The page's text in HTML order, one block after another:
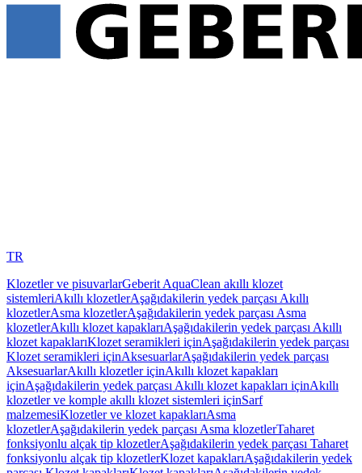
TR
Klozetler ve pisuvarlarGeberit AquaClean akıllı klozet
sistemleriAkıllı klozetlerAşağıdakilerin yedek parçası Akıllı
klozetlerAsma klozetlerAşağıdakilerin yedek parçası Asma
klozetlerAkıllı klozet kapaklarıAşağıdakilerin yedek parçası Akıllı
klozet kapaklarıKlozet seramikleri içinAşağıdakilerin yedek parçası
Klozet seramikleri içinAksesuarlarAşağıdakilerin yedek parçası
AksesuarlarAkıllı klozetler içinAkıllı klozet kapakları
içinAşağıdakilerin yedek parçası Akıllı klozet kapakları içinAkıllı
klozetler ve komple akıllı klozet sistemleri içinSarf
malzemesiKlozetler ve klozet kapaklarıAsma
klozetlerAşağıdakilerin yedek parçası Asma klozetlerTaharet
fonksiyonlu alçak tip klozetlerAşağıdakilerin yedek parçası Taharet
fonksiyonlu alçak tip klozetlerKlozet kapaklarıAşağıdakilerin yedek